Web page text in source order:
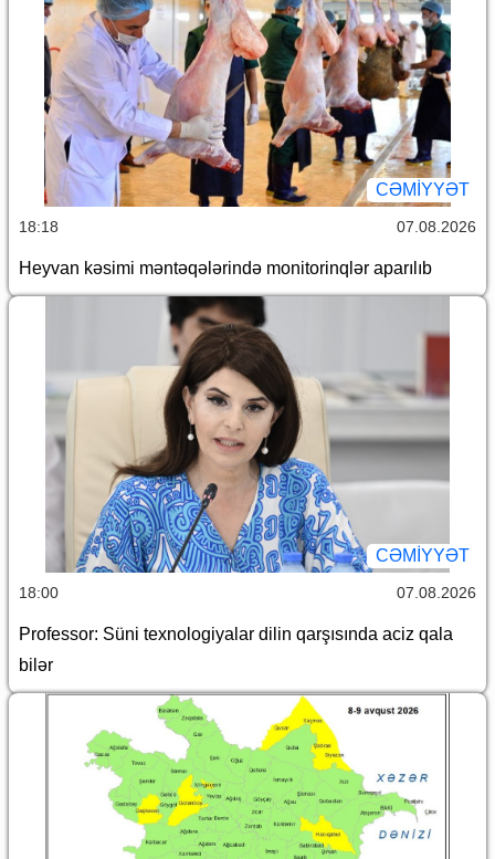
CƏMİYYƏT
18:18 07.08.2026
Heyvan kəsimi məntəqələrində monitorinqlər aparılıb
CƏMİYYƏT
18:00 07.08.2026
Professor: Süni texnologiyalar dilin qarşısında aciz qala
bilər